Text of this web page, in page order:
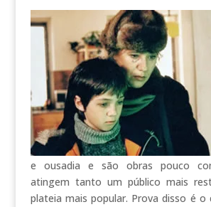
e ousadia e são obras pouco
atingem tanto um público mais
plateia mais popular. Prova disso é o